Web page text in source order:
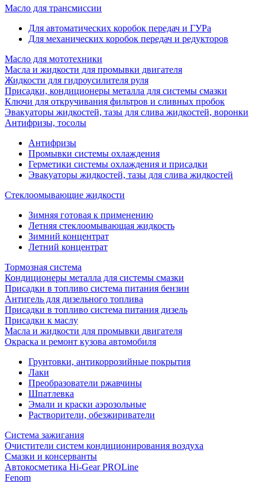
Масло для трансмиссии
Для автоматических коробок передач и ГУРа
Для механических коробок передач и редукторов
Масло для мототехники
Масла и жидкости для промывки двигателя
Жидкости для гидроусилителя руля
Присадки, кондиционеры металла для системы смазки
Ключи для откручивания фильтров и сливных пробок
Эвакуаторы жидкостей, тазы для слива жидкостей, воронки
Антифризы, тосолы
Антифризы
Промывки системы охлаждения
Герметики системы охлаждения и присадки
Эвакуаторы жидкостей, тазы для слива жидкостей
Стеклоомывающие жидкости
Зимняя готовая к применению
Летняя стеклоомывающая жидкость
Зимний концентрат
Летний концентрат
Тормозная система
Кондиционеры металла для системы смазки
Присадки в топливо система питания бензин
Антигель для дизельного топлива
Присадки в топливо система питания дизель
Присадки к маслу
Масла и жидкости для промывки двигателя
Окраска и ремонт кузова автомобиля
Грунтовки, антикоррозийные покрытия
Лаки
Преобразователи ржавчины
Шпатлевка
Эмали и краски аэрозольные
Растворители, обезжириватели
Система зажигания
Очистители систем кондиционирования воздуха
Смазки и консерванты
Автокосметика Hi-Gear PROLine
Fenom